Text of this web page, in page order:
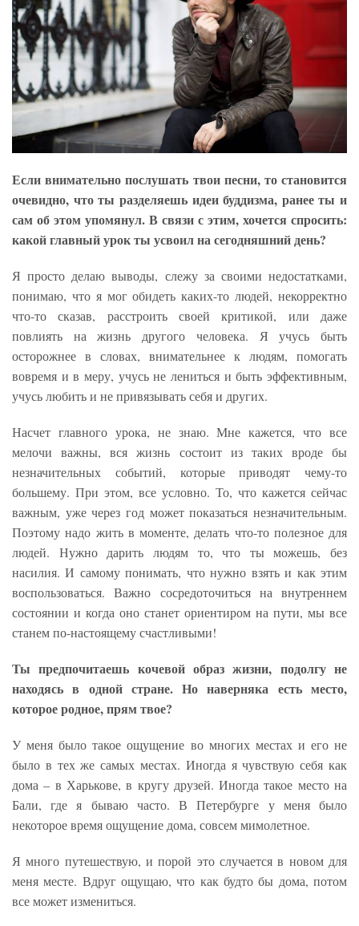
Если внимательно послушать твои песни, то становится
очевидно, что ты разделяешь идеи буддизма, ранее ты и
сам об этом упомянул. В связи с этим, хочется спросить:
какой главный урок ты усвоил на сегодняшний день?
Я просто делаю выводы, слежу за своими недостатками,
понимаю, что я мог обидеть каких-то людей, некорректно
что-то сказав, расстроить своей критикой, или даже
повлиять на жизнь другого человека. Я учусь быть
осторожнее в словах, внимательнее к людям, помогать
вовремя и в меру, учусь не лениться и быть эффективным,
учусь любить и не привязывать себя и других.
Насчет главного урока, не знаю. Мне кажется, что все
мелочи важны, вся жизнь состоит из таких вроде бы
незначительных событий, которые приводят чему-то
большему. При этом, все условно. То, что кажется сейчас
важным, уже через год может показаться незначительным.
Поэтому надо жить в моменте, делать что-то полезное для
людей. Нужно дарить людям то, что ты можешь, без
насилия. И самому понимать, что нужно взять и как этим
воспользоваться. Важно сосредоточиться на внутреннем
состоянии и когда оно станет ориентиром на пути, мы все
станем по-настоящему счастливыми!
Ты предпочитаешь кочевой образ жизни, подолгу не
находясь в одной стране. Но наверняка есть место,
которое родное, прям твое?
У меня было такое ощущение во многих местах и его не
было в тех же самых местах. Иногда я чувствую себя как
дома – в Харькове, в кругу друзей. Иногда такое место на
Бали, где я бываю часто. В Петербурге у меня было
некоторое время ощущение дома, совсем мимолетное.
Я много путешествую, и порой это случается в новом для
меня месте. Вдруг ощущаю, что как будто бы дома, потом
все может измениться.